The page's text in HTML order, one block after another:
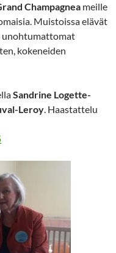
Champagnea meille
Muistoissa elävät
unohtumattomat
kokeneiden
Sandrine Logette-
Leroy. Haastattelu